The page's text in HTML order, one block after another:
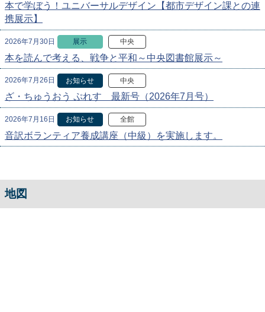
本で学ぼう！ユニバーサルデザイン【都市デザイン課との連
携展示】
2026年7月30日 展示 中央
本を読んで考える、戦争と平和～中央図書館展示～
2026年7月26日 お知らせ 中央
ざ・ちゅうおう ぷれす 最新号（2026年7月号）
2026年7月16日 お知らせ 全館
音訳ボランティア養成講座（中級）を実施します。
地図